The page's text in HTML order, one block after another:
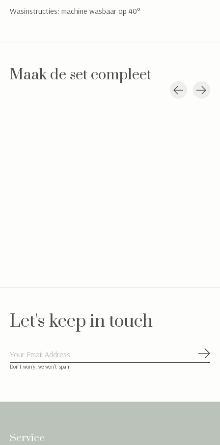
Wasinstructies: machine wasbaar op 40°
Maak de set compleet
Let's keep in touch
Don’t worry, we won’t spam
Service